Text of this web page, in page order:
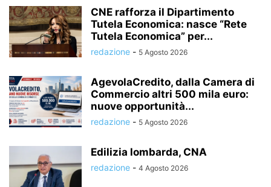
CNE rafforza il Dipartimento
Tutela Economica: nasce “Rete
Tutela Economica” per...
redazione - 5 Agosto 2026
AgevolaCredito, dalla Camera di
Commercio altri 500 mila euro:
nuove opportunità...
redazione - 5 Agosto 2026
Edilizia lombarda, CNA
redazione - 4 Agosto 2026